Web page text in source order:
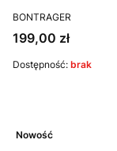
PRODUCENT
BONTRAGER
Cena
199,00 zł
Dostępność: brak
Nowość